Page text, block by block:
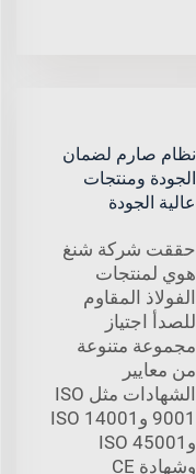
نظام صارم لضمان
الجودة ومنتجات
عالية الجودة
حققت شركة شنغ
هوي لمنتجات
الفولاذ المقاوم
للصدأ اجتياز
مجموعة متنوعة
من معايير
الشهادات مثل ISO
9001 وISO 14001
وISO 45001
وشهادة CE